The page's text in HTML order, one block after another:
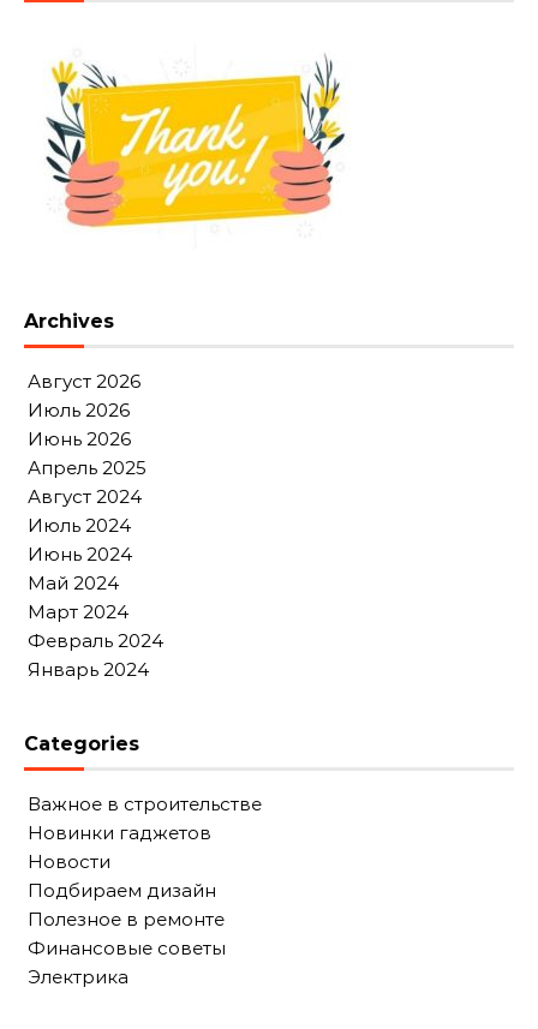
Archives
Август 2026
Июль 2026
Июнь 2026
Апрель 2025
Август 2024
Июль 2024
Июнь 2024
Май 2024
Март 2024
Февраль 2024
Январь 2024
Categories
Важное в строительстве
Новинки гаджетов
Новости
Подбираем дизайн
Полезное в ремонте
Финансовые советы
Электрика